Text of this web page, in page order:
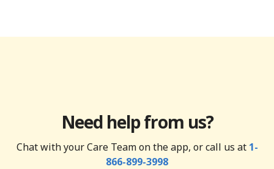
Need help from us?
Chat with your Care Team on the app, or call us at 1-
866-899-3998